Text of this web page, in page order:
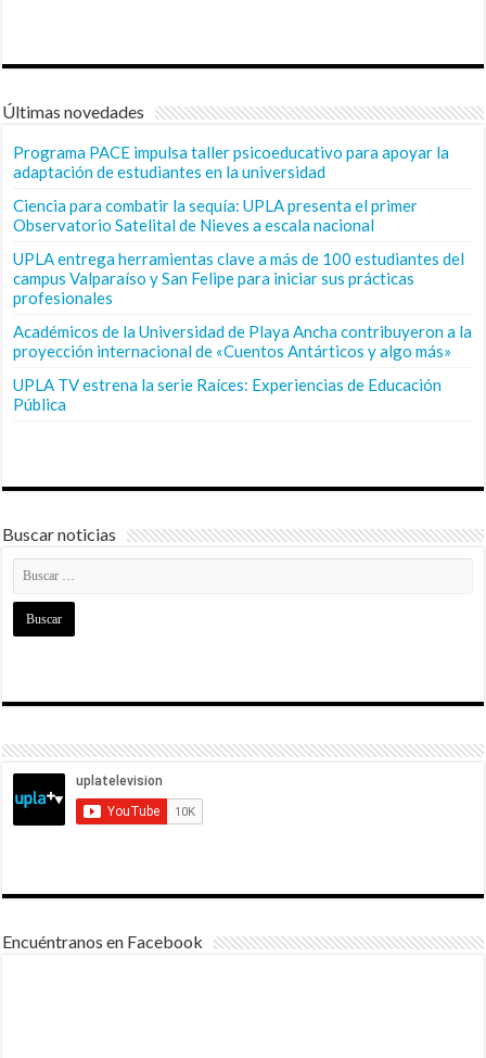
Últimas novedades
Programa PACE impulsa taller psicoeducativo para apoyar la
adaptación de estudiantes en la universidad
Ciencia para combatir la sequía: UPLA presenta el primer
Observatorio Satelital de Nieves a escala nacional
UPLA entrega herramientas clave a más de 100 estudiantes del
campus Valparaíso y San Felipe para iniciar sus prácticas
profesionales
Académicos de la Universidad de Playa Ancha contribuyeron a la
proyección internacional de «Cuentos Antárticos y algo más»
UPLA TV estrena la serie Raíces: Experiencias de Educación
Pública
Buscar noticias
Encuéntranos en Facebook